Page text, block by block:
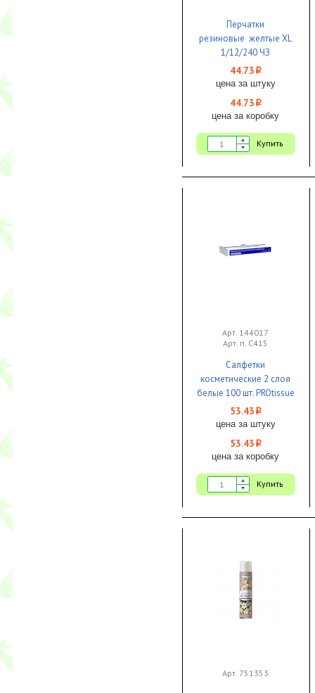
Перчатки
резиновые желтые XL
1/12/240 ЧЗ
44.73 i
цена за штуку
44.73 i
цена за коробку
Купить
Арт. 144017
Арт. п. С415
Салфетки
косметические 2 слоя
белые 100 шт. PROtissue
мягкая упаковка 1/45
53.43 i
цена за штуку
53.43 i
цена за коробку
Купить
Арт. 751353